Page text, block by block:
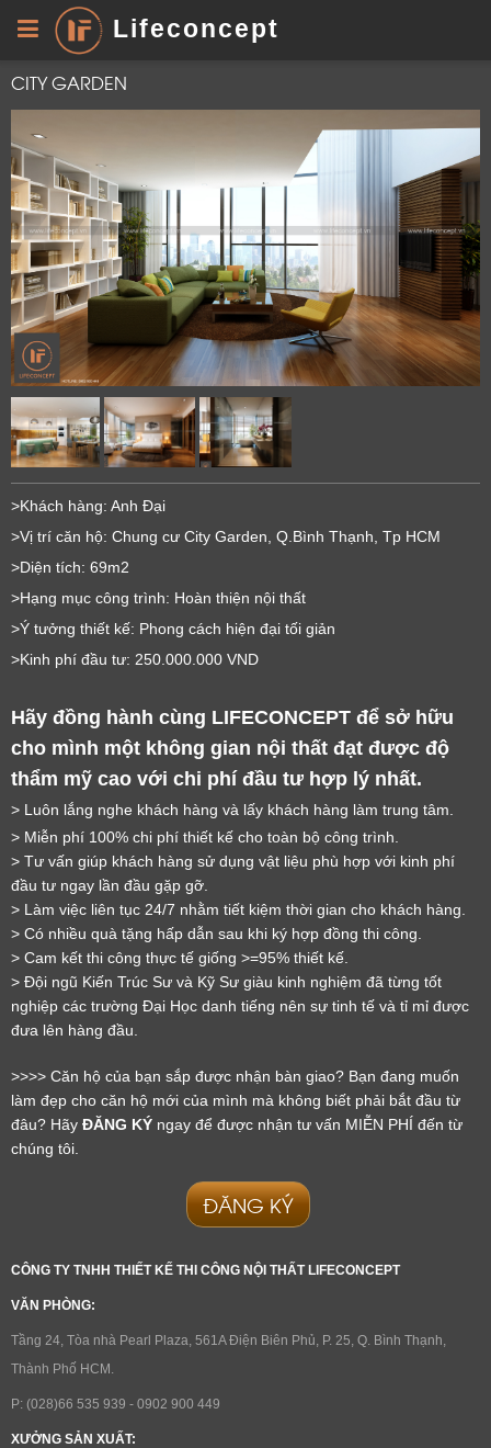
Lifeconcept
CITY GARDEN
>Khách hàng: Anh Đại
>Vị trí căn hộ: Chung cư City Garden, Q.Bình Thạnh, Tp HCM
>Diện tích: 69m2
>Hạng mục công trình: Hoàn thiện nội thất
>Ý tưởng thiết kế: Phong cách hiện đại tối giản
>Kinh phí đầu tư: 250.000.000 VND
Hãy đồng hành cùng LIFECONCEPT để sở hữu
cho mình một không gian nội thất đạt được độ
thẩm mỹ cao với chi phí đầu tư hợp lý nhất.
> Luôn lắng nghe khách hàng và lấy khách hàng làm trung tâm.
> Miễn phí 100% chi phí thiết kế cho toàn bộ công trình.
> Tư vấn giúp khách hàng sử dụng vật liệu phù hợp với kinh phí
đầu tư ngay lần đầu gặp gỡ.
> Làm việc liên tục 24/7 nhằm tiết kiệm thời gian cho khách hàng.
> Có nhiều quà tặng hấp dẫn sau khi ký hợp đồng thi công.
> Cam kết thi công thực tế giống >=95% thiết kế.
> Đội ngũ Kiến Trúc Sư và Kỹ Sư giàu kinh nghiệm đã từng tốt
nghiệp các trường Đại Học danh tiếng nên sự tinh tế và tỉ mỉ được
đưa lên hàng đầu.
>>>> Căn hộ của bạn sắp được nhận bàn giao? Bạn đang muốn
làm đẹp cho căn hộ mới của mình mà không biết phải bắt đầu từ
đâu? Hãy ĐĂNG KÝ ngay để được nhận tư vấn MIỄN PHÍ đến từ
chúng tôi.
ĐĂNG KÝ
CÔNG TY TNHH THIẾT KẾ THI CÔNG NỘI THẤT LIFECONCEPT
VĂN PHÒNG:
Tầng 24, Tòa nhà Pearl Plaza, 561A Điện Biên Phủ, P. 25, Q. Bình Thạnh,
Thành Phố HCM.
P: (028)66 535 939 - 0902 900 449
XƯỞNG SẢN XUẤT:
LỜI CẢM ƠN
LIFECONCEPT
Chúng tôi sẽ liên hệ lại trong thời gian sớm nhất